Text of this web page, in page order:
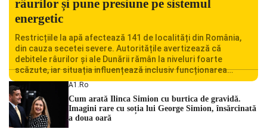
râurilor și pune presiune pe sistemul
energetic
Restricțiile la apă afectează 141 de localități din România,
din cauza secetei severe. Autoritățile avertizează că
debitele râurilor și ale Dunării rămân la niveluri foarte
scăzute, iar situația influențează inclusiv funcționarea
Centralei Nucleare de la Cernavodă. România se confruntă
cu una dintre cele mai dificile perioade din punct de vedere
hidrologic din ultimii ani. Lipsa […]
A1.ro
Cum arată Ilinca Simion cu burtica de gravidă.
Imagini rare cu soția lui George Simion, însărcinată
a doua oară